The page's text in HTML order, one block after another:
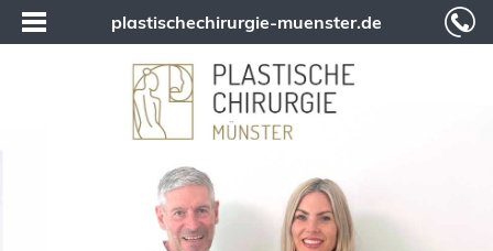
plastischechirurgie-muenster.de